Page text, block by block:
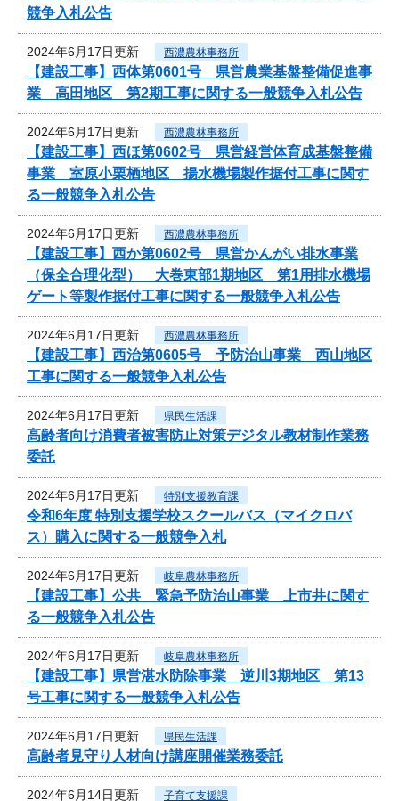
競争入札公告
2024年6月17日更新 西濃農林事務所
【建設工事】西体第0601号 県営農業基盤整備促進事
業 高田地区 第2期工事に関する一般競争入札公告
2024年6月17日更新 西濃農林事務所
【建設工事】西ほ第0602号 県営経営体育成基盤整備
事業 室原小栗栖地区 揚水機場製作据付工事に関す
る一般競争入札公告
2024年6月17日更新 西濃農林事務所
【建設工事】西か第0602号 県営かんがい排水事業
（保全合理化型） 大巻東部1期地区 第1用排水機場
ゲート等製作据付工事に関する一般競争入札公告
2024年6月17日更新 西濃農林事務所
【建設工事】西治第0605号 予防治山事業 西山地区
工事に関する一般競争入札公告
2024年6月17日更新 県民生活課
高齢者向け消費者被害防止対策デジタル教材制作業務
委託
2024年6月17日更新 特別支援教育課
令和6年度 特別支援学校スクールバス（マイクロバ
ス）購入に関する一般競争入札
2024年6月17日更新 岐阜農林事務所
【建設工事】公共 緊急予防治山事業 上市井に関す
る一般競争入札公告
2024年6月17日更新 岐阜農林事務所
【建設工事】県営湛水防除事業 逆川3期地区 第13
号工事に関する一般競争入札公告
2024年6月17日更新 県民生活課
高齢者見守り人材向け講座開催業務委託
2024年6月14日更新 子育て支援課